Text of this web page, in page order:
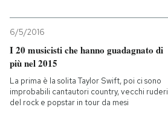
6/5/2016
I 20 musicisti che hanno guadagnato di
più nel 2015
La prima è la solita Taylor Swift, poi ci sono
improbabili cantautori country, vecchi ruderi
del rock e popstar in tour da mesi